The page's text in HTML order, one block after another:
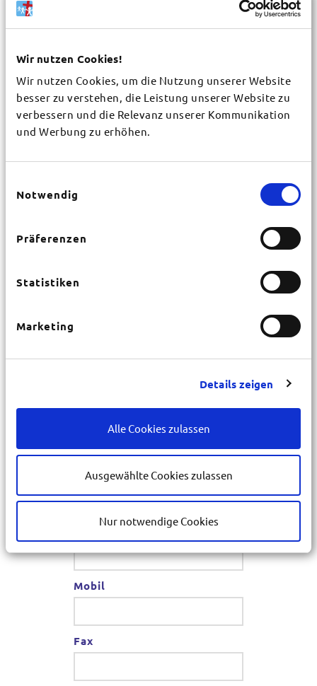
Wir nutzen Cookies!
Wir nutzen Cookies, um die Nutzung unserer Website
besser zu verstehen, die Leistung unserer Website zu
verbessern und die Relevanz unserer Kommunikation
und Werbung zu erhöhen.
Notwendig
Präferenzen
Statistiken
Marketing
Details zeigen
Alle Cookies zulassen
Ausgewählte Cookies zulassen
Nur notwendige Cookies
Gemeinde / Organisation*
Vorname
Nachname
PLZ
E-Mail*
Telefon
Mobil
Fax